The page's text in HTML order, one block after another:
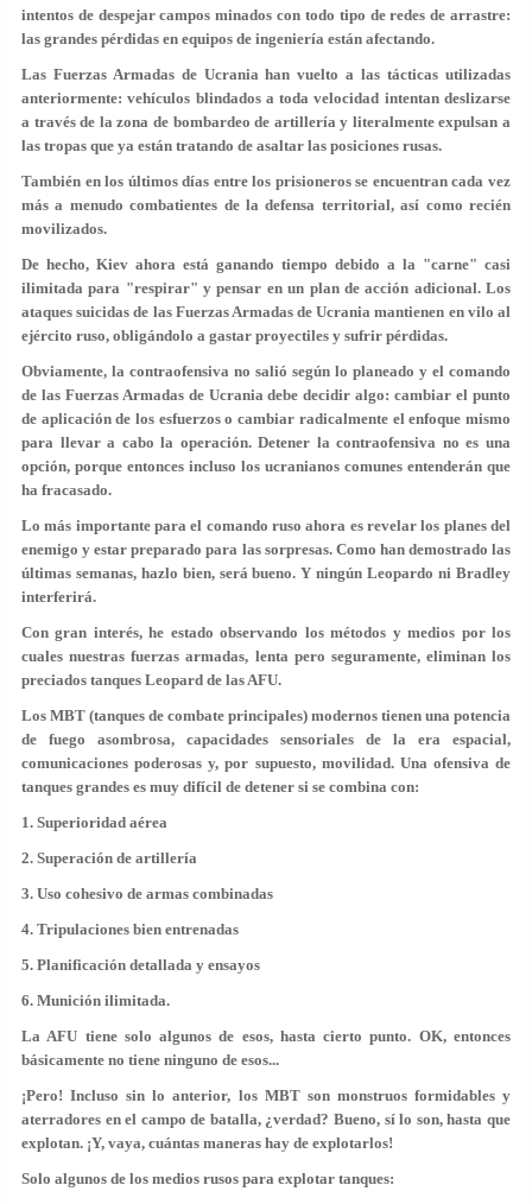
intentos de despejar campos minados con todo tipo de redes de arrastre:
las grandes pérdidas en equipos de ingeniería están afectando.
Las Fuerzas Armadas de Ucrania han vuelto a las tácticas utilizadas
anteriormente: vehículos blindados a toda velocidad intentan deslizarse
a través de la zona de bombardeo de artillería y literalmente expulsan a
las tropas que ya están tratando de asaltar las posiciones rusas.
También en los últimos días entre los prisioneros se encuentran cada vez
más a menudo combatientes de la defensa territorial, así como recién
movilizados.
De hecho, Kiev ahora está ganando tiempo debido a la "carne" casi
ilimitada para "respirar" y pensar en un plan de acción adicional. Los
ataques suicidas de las Fuerzas Armadas de Ucrania mantienen en vilo al
ejército ruso, obligándolo a gastar proyectiles y sufrir pérdidas.
Obviamente, la contraofensiva no salió según lo planeado y el comando
de las Fuerzas Armadas de Ucrania debe decidir algo: cambiar el punto
de aplicación de los esfuerzos o cambiar radicalmente el enfoque mismo
para llevar a cabo la operación. Detener la contraofensiva no es una
opción, porque entonces incluso los ucranianos comunes entenderán que
ha fracasado.
Lo más importante para el comando ruso ahora es revelar los planes del
enemigo y estar preparado para las sorpresas. Como han demostrado las
últimas semanas, hazlo bien, será bueno. Y ningún Leopardo ni Bradley
interferirá.
Con gran interés, he estado observando los métodos y medios por los
cuales nuestras fuerzas armadas, lenta pero seguramente, eliminan los
preciados tanques Leopard de las AFU.
Los MBT (tanques de combate principales) modernos tienen una potencia
de fuego asombrosa, capacidades sensoriales de la era espacial,
comunicaciones poderosas y, por supuesto, movilidad. Una ofensiva de
tanques grandes es muy difícil de detener si se combina con:
1. Superioridad aérea
2. Superación de artillería
3. Uso cohesivo de armas combinadas
4. Tripulaciones bien entrenadas
5. Planificación detallada y ensayos
6. Munición ilimitada.
La AFU tiene solo algunos de esos, hasta cierto punto. OK, entonces
básicamente no tiene ninguno de esos...
¡Pero! Incluso sin lo anterior, los MBT son monstruos formidables y
aterradores en el campo de batalla, ¿verdad? Bueno, sí lo son, hasta que
explotan. ¡Y, vaya, cuántas maneras hay de explotarlos!
Solo algunos de los medios rusos para explotar tanques: